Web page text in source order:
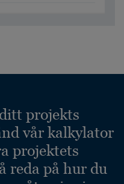
projekts
vår kalkylator
projektets
reda på hur du